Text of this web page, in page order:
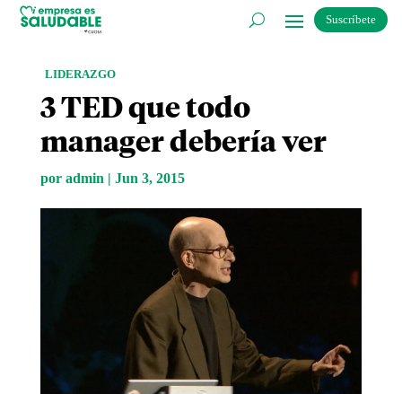
Suscríbete
LIDERAZGO
3 TED que todo
manager debería ver
por admin | Jun 3, 2015